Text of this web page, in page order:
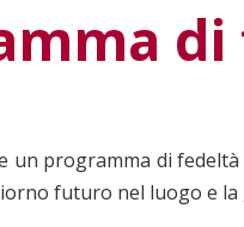
di
un programma di fedeltà
futuro nel luogo e